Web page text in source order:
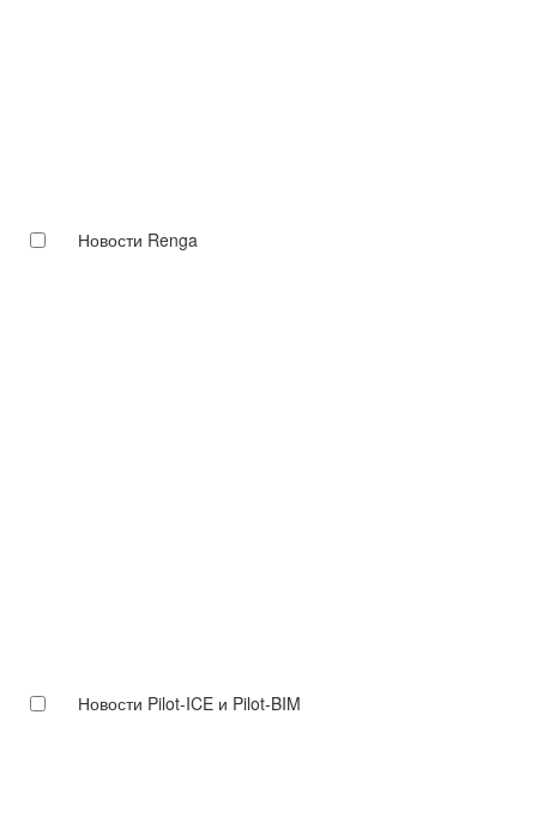
Новости Renga
Новости Pilot-ICE и Pilot-BIM